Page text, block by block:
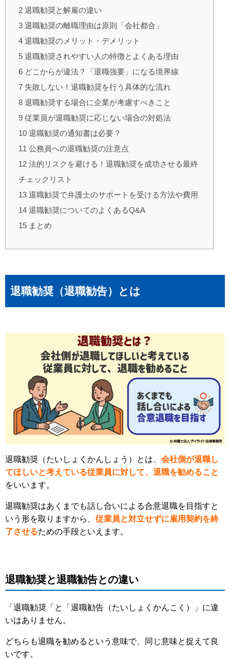
2 退職勧奨と解雇の違い
3 退職勧奨の離職理由は原則「会社都合」
4 退職勧奨のメリット・デメリット
5 退職勧奨されやすい人の特徴とよくある理由
6 どこからが違法？「退職強要」になる境界線
7 失敗しない！退職勧奨を行う具体的な流れ
8 退職勧奨する場合に企業が考慮すべきこと
9 従業員が退職勧奨に応じない場合の対処法
10 退職勧奨の通知書は必要？
11 公務員への退職勧奨の注意点
12 法的リスクを避ける！退職勧奨を成功させる最終
チェックリスト
13 退職勧奨で弁護士のサポートを受ける方法や費用
14 退職勧奨についてのよくあるQ&A
15 まとめ
退職勧奨（退職勧告）とは
退職勧奨（たいしょくかんしょう）とは、 会社側が退職し
てほしいと考えている従業員に対して、退職を勧めること
をいいます。
退職勧奨はあくまでも話し合いによる合意退職を目指すと
いう形を取りますから、 従業員と対立せずに雇用契約を終
了させるための手段といえます。
退職勧奨と退職勧告との違い
「退職勧奨「と「退職勧告（たいしょくかんこく）」に違
いはありません。
どちらも退職を勧めるという意味で、同じ意味と捉えて良
いです。